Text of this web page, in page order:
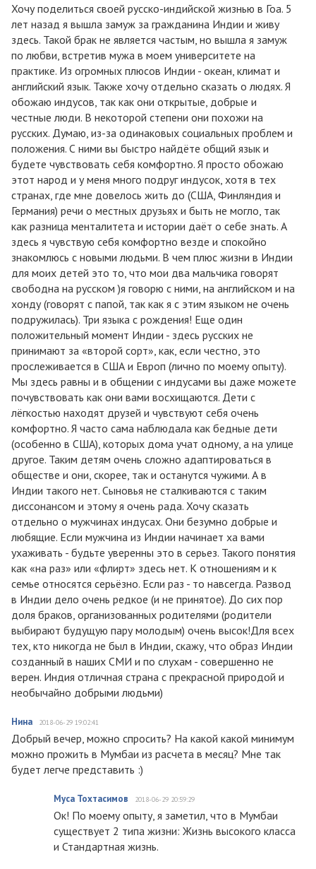
Хочу поделиться своей русско-индийской жизнью в Гоа. 5
лет назад я вышла замуж за гражданина Индии и живу
здесь. Такой брак не является частым, но вышла я замуж
по любви, встретив мужа в моем университете на
практике. Из огромных плюсов Индии - океан, климат и
английский язык. Также хочу отдельно сказать о людях. Я
обожаю индусов, так как они открытые, добрые и
честные люди. В некоторой степени они похожи на
русских. Думаю, из-за одинаковых социальных проблем и
положения. С ними вы быстро найдёте общий язык и
будете чувствовать себя комфортно. Я просто обожаю
этот народ и у меня много подруг индусок, хотя в тех
странах, где мне довелось жить до (США, Финляндия и
Германия) речи о местных друзьях и быть не могло, так
как разница менталитета и истории даёт о себе знать. А
здесь я чувствую себя комфортно везде и спокойно
знакомлюсь с новыми людьми. В чем плюс жизни в Индии
для моих детей это то, что мои два мальчика говорят
свободна на русском )я говорю с ними, на английском и на
хонду (говорят с папой, так как я с этим языком не очень
подружилась). Три языка с рождения! Еще один
положительный момент Индии - здесь русских не
принимают за «второй сорт», как, если честно, это
прослеживается в США и Европ (лично по моему опыту).
Мы здесь равны и в общении с индусами вы даже можете
почувствовать как они вами восхищаются. Дети с
лёгкостью находят друзей и чувствуют себя очень
комфортно. Я часто сама наблюдала как бедные дети
(особенно в США), которых дома учат одному, а на улице
другое. Таким детям очень сложно адаптироваться в
обществе и они, скорее, так и останутся чужими. А в
Индии такого нет. Сыновья не сталкиваются с таким
диссонансом и этому я очень рада. Хочу сказать
отдельно о мужчинах индусах. Они безумно добрые и
любящие. Если мужчина из Индии начинает ха вами
ухаживать - будьте уверенны это в серьез. Такого понятия
как «на раз» или «флирт» здесь нет. К отношениям и к
семье относятся серьёзно. Если раз - то навсегда. Развод
в Индии дело очень редкое (и не принятое). До сих пор
доля браков, организованных родителями (родители
выбирают будущую пару молодым) очень высок!Для всех
тех, кто никогда не был в Индии, скажу, что образ Индии
созданный в наших СМИ и по слухам - совершенно не
верен. Индия отличная страна с прекрасной природой и
необычайно добрыми людьми)
Нина 2018-06-29 19:02:41
Добрый вечер, можно спросить? На какой какой минимум
можно прожить в Мумбаи из расчета в месяц? Мне так
будет легче представить :)
Муса Тохтасимов 2018-06-29 20:59:29
Ок! По моему опыту, я заметил, что в Мумбаи
существует 2 типа жизни: Жизнь высокого класса
и Стандартная жизнь.